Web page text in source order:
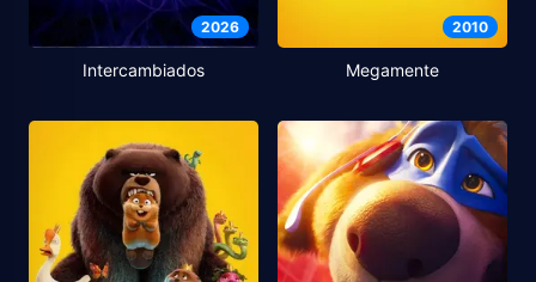
2026
Intercambiados
2010
Megamente